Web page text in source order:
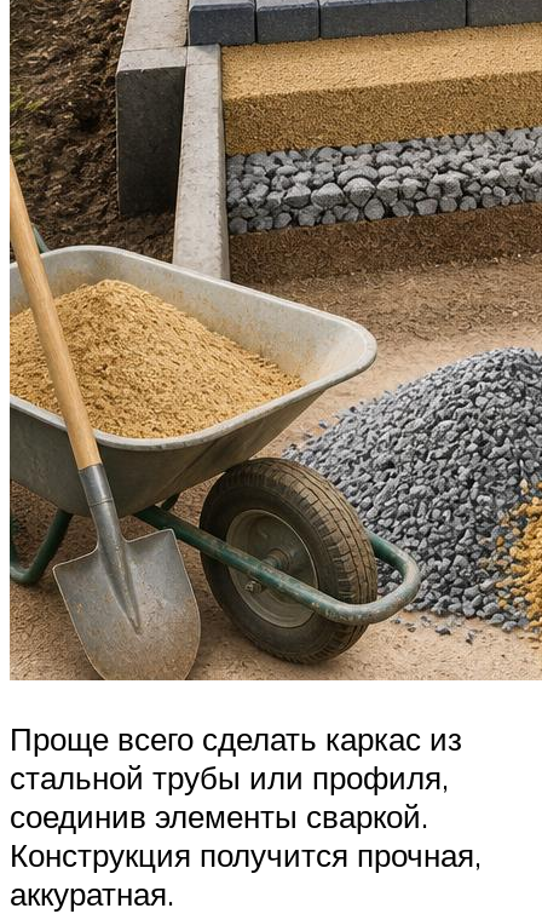
Проще всего сделать каркас из
стальной трубы или профиля,
соединив элементы сваркой.
Конструкция получится прочная,
аккуратная.